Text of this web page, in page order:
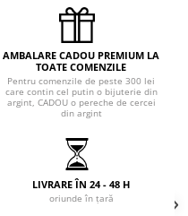
AMBALARE CADOU PREMIUM LA
TOATE COMENZILE
Pentru comenzile de peste 300 lei
care contin cel putin o bijuterie din
argint, CADOU o pereche de cercei
din argint
LIVRARE ÎN 24 - 48 H
oriunde în țară